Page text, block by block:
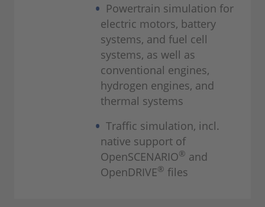
Powertrain simulation for
electric motors, battery
systems, and fuel cell
systems, as well as
conventional engines,
hydrogen engines, and
thermal systems
Traffic simulation, incl.
native support of
OpenSCENARIO® and
OpenDRIVE® files